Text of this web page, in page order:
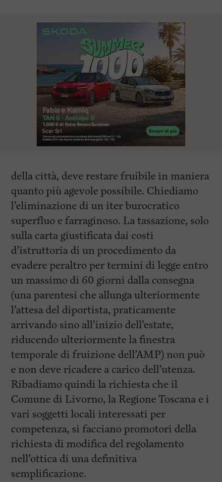
della città, deve restare fruibile in maniera
quanto più agevole possibile. Chiediamo
l’eliminazione di un iter burocratico
superfluo e farraginoso. La tassazione, solo
sulla carta giustificata dai costi
d’istruttoria di un procedimento da
evadere peraltro per termini di legge entro
un massimo di 60 giorni dalla consegna
(una parentesi che allunga ulteriormente
l’attesa del diportista, praticamente
arrivando sino all’inizio dell’estate,
riducendo ulteriormente la finestra
temporale di fruizione dell’AMP) non può
e non deve ricadere a carico dell’utenza.
Ribadiamo quindi la richiesta che il
Comune di Livorno, la Regione Toscana e i
vari soggetti locali interessati per
competenza, si facciano promotori della
richiesta di modifica del regolamento
nell’ottica di una definitiva
semplificazione.